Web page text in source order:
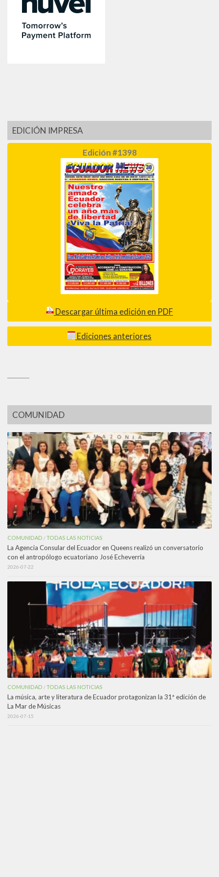
EDICIÓN IMPRESA
Edición #1398
Descargar última edición en PDF
Ediciones anteriores
COMUNIDAD
COMUNIDAD /TODAS LAS NOTICIAS
La Agencia Consular del Ecuador en Queens realizó un conversatorio
con el antropólogo ecuatoriano José Echeverría
2026-07-22
COMUNIDAD /TODAS LAS NOTICIAS
La música, arte y literatura de Ecuador protagonizan la 31ª edición de
La Mar de Músicas
2026-07-15